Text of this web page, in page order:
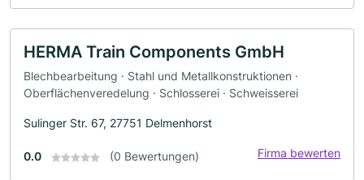
HERMA Train Components GmbH
Blechbearbeitung · Stahl und Metallkonstruktionen ·
Oberflächenveredelung · Schlosserei · Schweisserei
Sulinger Str. 67, 27751 Delmenhorst
0.0 (0 Bewertungen) Firma bewerten